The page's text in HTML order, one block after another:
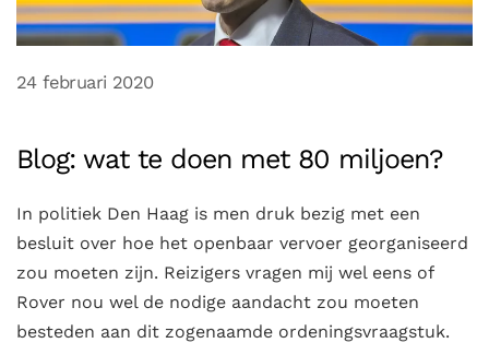
24 februari 2020
Blog: wat te doen met 80 miljoen?
In politiek Den Haag is men druk bezig met een
besluit over hoe het openbaar vervoer georganiseerd
zou moeten zijn. Reizigers vragen mij wel eens of
Rover nou wel de nodige aandacht zou moeten
besteden aan dit zogenaamde ordeningsvraagstuk.